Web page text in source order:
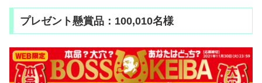
プレゼント懸賞品：100,010名様